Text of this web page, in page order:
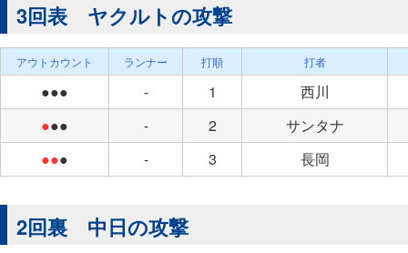
3回表 ヤクルトの攻撃
アウトカウント ランナー 打順 打者
●●● - 1
西川
●●● - 2
サンタナ
●●● - 3 長岡
2回裏 中日の攻撃